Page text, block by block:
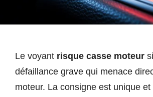
Le voyant risque casse moteur
défaillance grave qui menace
moteur. La consigne est unique